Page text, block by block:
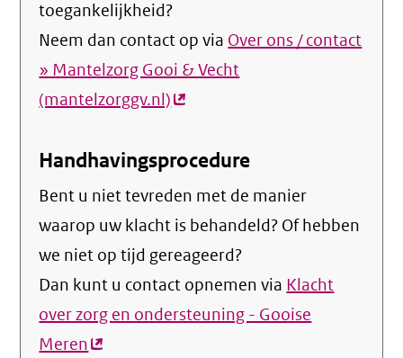
toegankelijkheid?
Neem dan contact op via Over ons / contact
» Mantelzorg Gooi & Vecht
(mantelzorggv.nl)(externe
Handhavingsprocedure
Bent u niet tevreden met de manier
waarop uw klacht is behandeld? Of hebben
we niet op tijd gereageerd?
Dan kunt u contact opnemen via Klacht
over zorg en ondersteuning - Gooise
Meren(externe